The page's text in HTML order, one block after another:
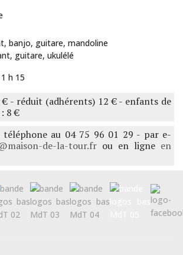
banjo, guitare, mandoline
guitare, ukulélé
h 15
- réduit (adhérents) 12 € - enfants de
8 €
téléphone au 04 75 96 01 29 - par e-
de-la-tour.fr ou en ligne en